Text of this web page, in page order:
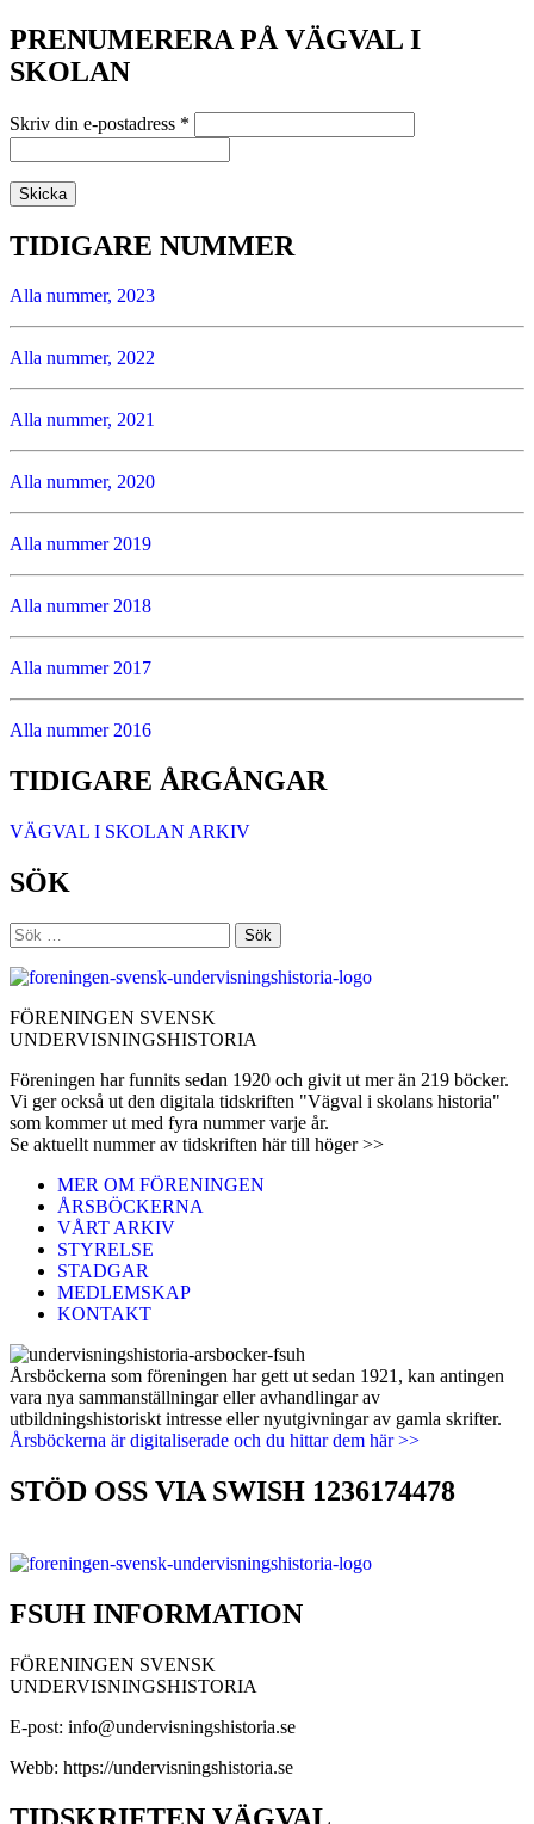
PRENUMERERA PÅ VÄGVAL I
SKOLAN
Skriv din e-postadress *
TIDIGARE NUMMER
Alla nummer, 2023
Alla nummer, 2022
Alla nummer, 2021
Alla nummer, 2020
Alla nummer 2019
Alla nummer 2018
Alla nummer 2017
Alla nummer 2016
TIDIGARE ÅRGÅNGAR
VÄGVAL I SKOLAN ARKIV
SÖK
Sök
efter:
FÖRENINGEN SVENSK
UNDERVISNINGSHISTORIA
Föreningen har funnits sedan 1920 och givit ut mer än 219 böcker.
Vi ger också ut den digitala tidskriften "Vägval i skolans historia"
som kommer ut med fyra nummer varje år.
Se aktuellt nummer av tidskriften här till höger >>
MER OM FÖRENINGEN
ÅRSBÖCKERNA
VÅRT ARKIV
STYRELSE
STADGAR
MEDLEMSKAP
KONTAKT
Årsböckerna som föreningen har gett ut sedan 1921, kan antingen
vara nya sammanställningar eller avhandlingar av
utbildningshistoriskt intresse eller nyutgivningar av gamla skrifter.
Årsböckerna är digitaliserade och du hittar dem här >>
STÖD OSS VIA SWISH 1236174478
FSUH INFORMATION
FÖRENINGEN SVENSK
UNDERVISNINGSHISTORIA
E-post: info@undervisningshistoria.se
Webb: https://undervisningshistoria.se
TIDSKRIFTEN VÄGVAL